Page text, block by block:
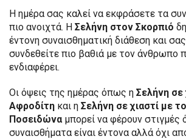
Η ημέρα σας καλεί να εκφράσετε τα
πιο ανοιχτά. Η Σελήνη στον Σκορπιό
έντονη συναισθηματική διάθεση και
συνδεθείτε πιο βαθιά με τον άνθρωπο
ενδιαφέρει.
Οι όψεις της ημέρας όπως η Σελήνη σε
Αφροδίτη και η Σελήνη σε χιαστί με
Ποσειδώναμπορεί να φέρουν στιγμές
συναισθήματα είναι έντονα αλλά όχι